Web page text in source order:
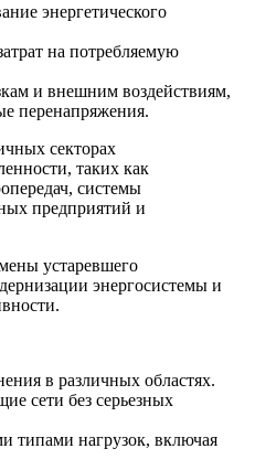
энергетического
на потребляемую
и внешним воздействиям,
перенапряжения.
секторах
таких как
системы
предприятий и
устаревшего
энергосистемы и
в различных областях.
сети без серьезных
типами нагрузок, включая